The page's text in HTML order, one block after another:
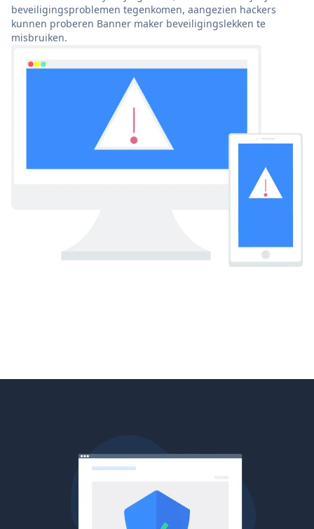
beveiligingsproblemen tegenkomen, aangezien hackers
kunnen proberen Banner maker beveiligingslekken te
misbruiken.